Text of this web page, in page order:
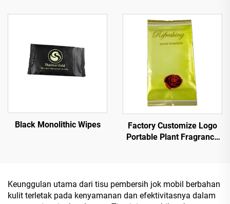
Black Monolithic Wipes
Factory Customize Logo
Portable Plant Fragrance
Keunggulan utama dari tisu pembersih jok mobil berbahan
kulit terletak pada kenyamanan dan efektivitasnya dalam